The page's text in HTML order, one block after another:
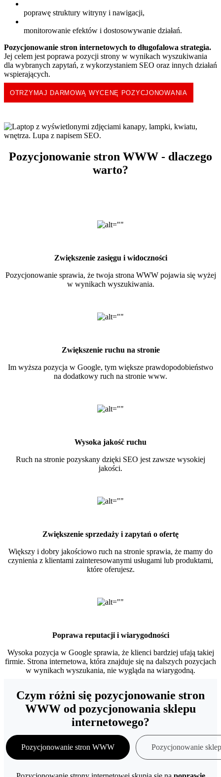
poprawę struktury witryny i nawigacji,
monitorowanie efektów i dostosowywanie działań.
Pozycjonowanie stron internetowych to długofalowa strategia.
Jej celem jest poprawa pozycji strony w wynikach wyszukiwania
dla wybranych zapytań, z wykorzystaniem SEO oraz innych działań
wspierających.
OTRZYMAJ DARMOWĄ WYCENĘ POZYCJONOWANIA
Pozycjonowanie stron WWW - dlaczego
warto?
Zwiększenie zasięgu i widoczności
Pozycjonowanie sprawia, że twoja strona WWW pojawia się wyżej
w wynikach wyszukiwania.
Zwiększenie ruchu na stronie
Im wyższa pozycja w Google, tym większe prawdopodobieństwo
na dodatkowy ruch na stronie www.
Wysoka jakość ruchu
Ruch na stronie pozyskany dzięki SEO jest zawsze wysokiej
jakości.
Zwiększenie sprzedaży i zapytań o ofertę
Większy i dobry jakościowo ruch na stronie sprawia, że mamy do
czynienia z klientami zainteresowanymi usługami lub produktami,
które oferujesz.
Poprawa reputacji i wiarygodności
Wysoka pozycja w Google sprawia, że klienci bardziej ufają takiej
firmie. Strona internetowa, która znajduje się na dalszych pozycjach
w wynikach wyszukania, nie wygląda na wiarygodną.
Czym różni się pozycjonowanie stron
WWW od pozycjonowania sklepu
internetowego?
Pozycjonowanie stron WWW Pozycjonowanie